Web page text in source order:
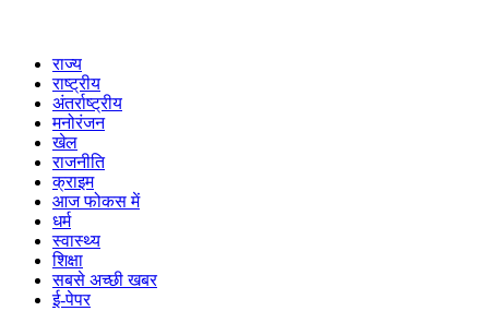
राज्य
राष्ट्रीय
अंतर्राष्ट्रीय
मनोरंजन
खेल
राजनीति
क्राइम
आज फोकस में
धर्म
स्वास्थ्य
शिक्षा
सबसे अच्छी खबर
ई-पेपर